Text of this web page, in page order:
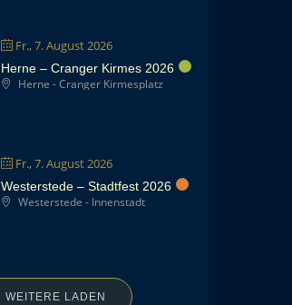
Fr., 7. August 2026
Herne – Cranger Kirmes 2026
Herne - Cranger Kirmesplatz
Fr., 7. August 2026
Westerstede – Stadtfest 2026
Westerstede - Innenstadt
WEITERE LADEN